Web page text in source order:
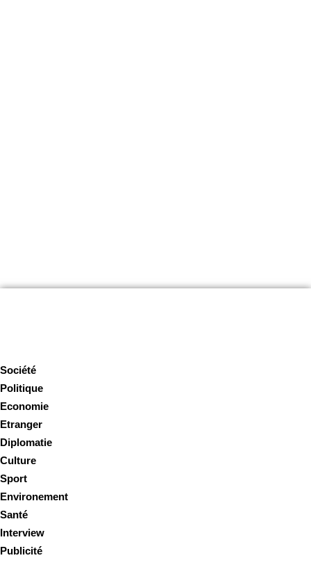
Société
Politique
Economie
Etranger
Diplomatie
Culture
Sport
Environement
Santé
Interview
Publicité